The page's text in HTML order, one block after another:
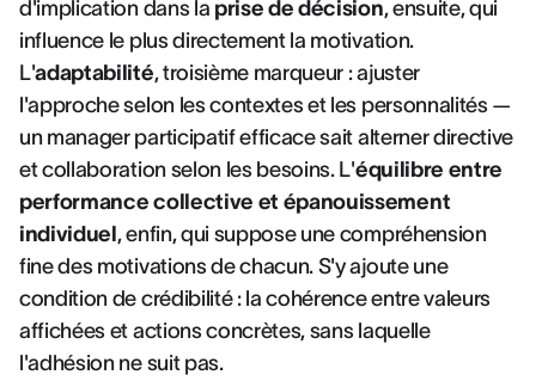
d'implication dans la prise de décision, ensuite, qui
influence le plus directement la motivation.
L'adaptabilité, troisième marqueur : ajuster
l'approche selon les contextes et les personnalités —
un manager participatif efficace sait alterner directive
et collaboration selon les besoins. L'équilibre entre
performance collective et épanouissement
individuel, enfin, qui suppose une compréhension
fine des motivations de chacun. S'y ajoute une
condition de crédibilité : la cohérence entre valeurs
affichées et actions concrètes, sans laquelle
l'adhésion ne suit pas.